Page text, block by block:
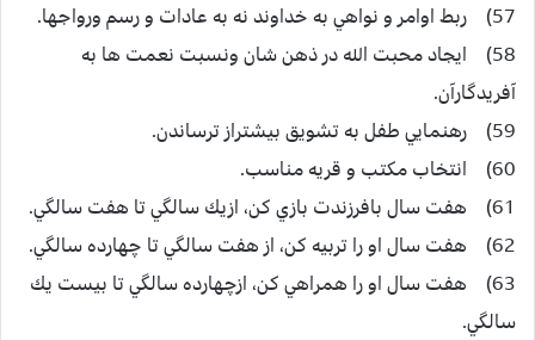
57) ربط اوامر و نواهي به خداوند نه به عادات و رسم ورواجها.
58) ايجاد محبت الله در ذهن شان ونسبت نعمت ها به
آفريدگارآن.
59) رهنمايي طفل به تشويق بيشتراز ترساندن.
60) انتخاب مكتب و قريه مناسب.
61) هفت سال بافرزندت بازي كن، ازيك سالگي تا هفت سالگي.
62) هفت سال او را تربيه كن، از هفت سالگي تا چهارده سالگي.
63) هفت سال او را همراهي كن، ازچهارده سالگي تا بيست يك
سالگي.